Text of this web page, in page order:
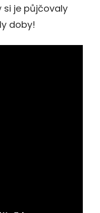
je půjčovaly
doby!